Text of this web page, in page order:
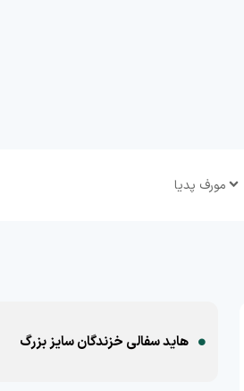
مورف پدیا
هاید سفالی خزندگان سایز بزرگ